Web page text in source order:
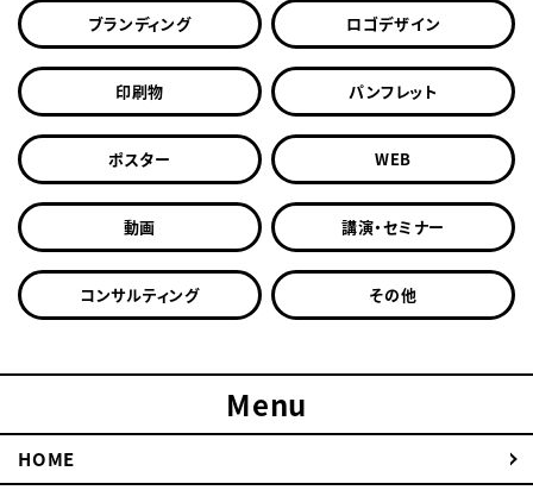
ブランディング ロゴデザイン
印刷物 パンフレット
ポスター WEB
動画 講演・セミナー
コンサルティング その他
Menu
HOME